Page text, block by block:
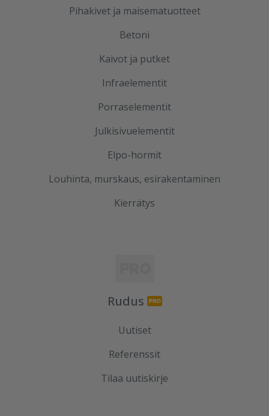
Pihakivet ja maisematuotteet
Betoni
Kaivot ja putket
Infraelementit
Porraselementit
Julkisivuelementit
Elpo-hormit
Louhinta, murskaus, esirakentaminen
Kierrätys
Rudus
Uutiset
Referenssit
Tilaa uutiskirje